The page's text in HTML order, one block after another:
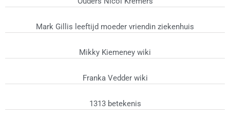
Mark Gillis leeftijd moeder vriendin ziekenhuis
Mikky Kiemeney wiki
Franka Vedder wiki
1313 betekenis